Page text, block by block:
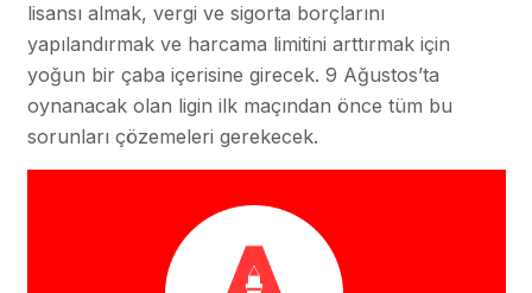
lisansı almak, vergi ve sigorta borçlarını
yapılandırmak ve harcama limitini arttırmak için
yoğun bir çaba içerisine girecek. 9 Ağustos’ta
oynanacak olan ligin ilk maçından önce tüm bu
sorunları çözemeleri gerekecek.